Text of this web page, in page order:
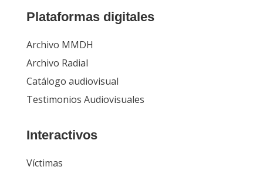
Plataformas digitales
Archivo MMDH
Archivo Radial
Catálogo audiovisual
Testimonios Audiovisuales
Interactivos
Víctimas